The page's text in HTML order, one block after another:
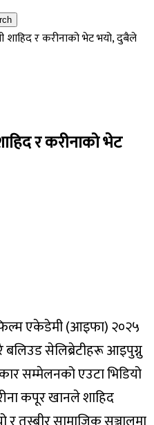
शाहिद र करीनाको भेट भयो, दुबैले
र करीनाको भेट
फिल्म एकेडेमी (आइफा) २०२५
सेलिब्रेटीहरू आइपुग्नु
सम्मेलनको एउटा भिडियो
कपूर खानले शाहिद